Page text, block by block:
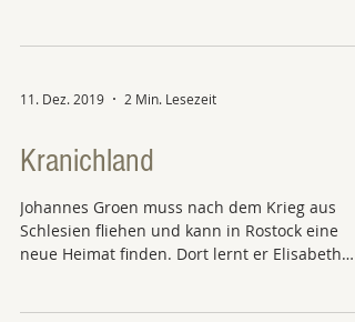
11. Dez. 2019 2 Min. Lesezeit
Kranichland
Johannes Groen muss nach dem Krieg aus
Schlesien fliehen und kann in Rostock eine
neue Heimat finden. Dort lernt er Elisabeth